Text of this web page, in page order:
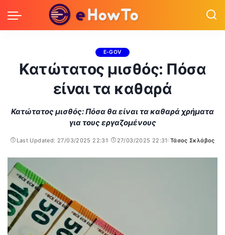
E-GOV
Κατώτατος μισθός: Πόσα
είναι τα καθαρά
Κατώτατος μισθός: Πόσα θα είναι τα καθαρά χρήματα
για τους εργαζομένους
Last Updated: 27/03/2025 22:31 27/03/2025 22:31
Posted
Τάσος Σκλάβος